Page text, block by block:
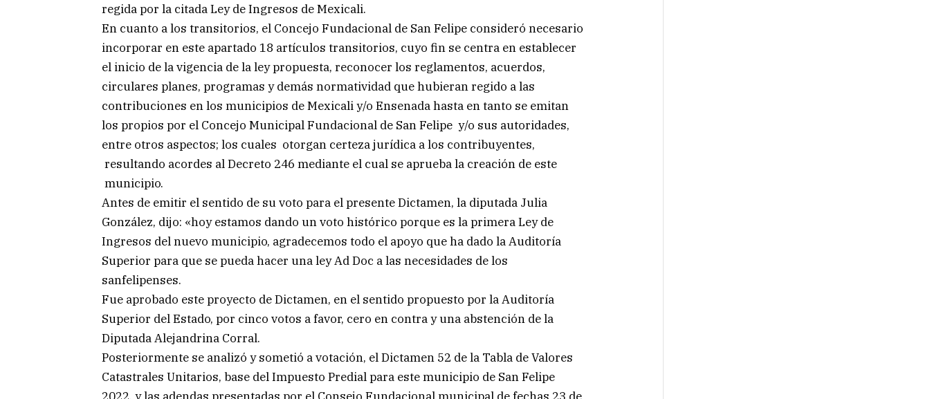
regida por la citada Ley de Ingresos de Mexicali.
En cuanto a los transitorios, el Concejo Fundacional de San Felipe consideró necesario
incorporar en este apartado 18 artículos transitorios, cuyo fin se centra en establecer
el inicio de la vigencia de la ley propuesta, reconocer los reglamentos, acuerdos,
circulares planes, programas y demás normatividad que hubieran regido a las
contribuciones en los municipios de Mexicali y/o Ensenada hasta en tanto se emitan
los propios por el Concejo Municipal Fundacional de San Felipe y/o sus autoridades,
entre otros aspectos; los cuales otorgan certeza jurídica a los contribuyentes,
resultando acordes al Decreto 246 mediante el cual se aprueba la creación de este
municipio.
Antes de emitir el sentido de su voto para el presente Dictamen, la diputada Julia
González, dijo: «hoy estamos dando un voto histórico porque es la primera Ley de
Ingresos del nuevo municipio, agradecemos todo el apoyo que ha dado la Auditoría
Superior para que se pueda hacer una ley Ad Doc a las necesidades de los
sanfelipenses.
Fue aprobado este proyecto de Dictamen, en el sentido propuesto por la Auditoría
Superior del Estado, por cinco votos a favor, cero en contra y una abstención de la
Diputada Alejandrina Corral.
Posteriormente se analizó y sometió a votación, el Dictamen 52 de la Tabla de Valores
Catastrales Unitarios, base del Impuesto Predial para este municipio de San Felipe